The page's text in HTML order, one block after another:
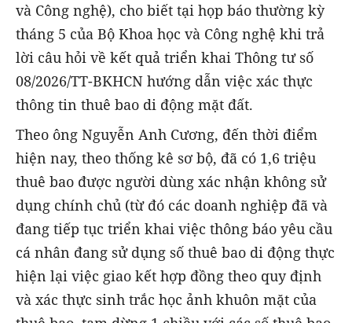
và Công nghệ), cho biết tại họp báo thường kỳ
tháng 5 của Bộ Khoa học và Công nghệ khi trả
lời câu hỏi về kết quả triển khai Thông tư số
08/2026/TT-BKHCN hướng dẫn việc xác thực
thông tin thuê bao di động mặt đất.
Theo ông Nguyễn Anh Cương, đến thời điểm
hiện nay, theo thống kê sơ bộ, đã có 1,6 triệu
thuê bao được người dùng xác nhận không sử
dụng chính chủ (từ đó các doanh nghiệp đã và
đang tiếp tục triển khai việc thông báo yêu cầu
cá nhân đang sử dụng số thuê bao di động thực
hiện lại việc giao kết hợp đồng theo quy định
và xác thực sinh trắc học ảnh khuôn mặt của